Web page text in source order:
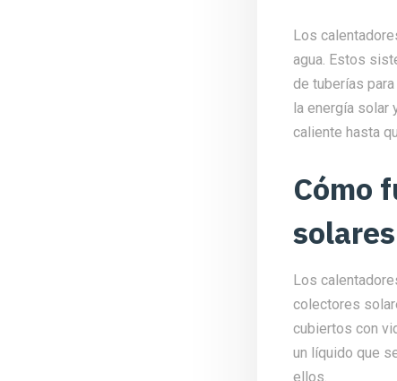
Los
agua. Estos
de tuberías
la energía solar
caliente hasta
Cómo
solares
Los
colectores
cubiertos con
un líquido que
ellos.